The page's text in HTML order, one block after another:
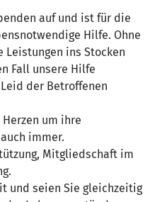
auf und ist für die
Hilfe. Ohne
Leistungen ins Stocken
Fall unsere Hilfe
der Betroffenen
um ihre
immer.
Mitgliedschaft im
und seien Sie gleichzeitig